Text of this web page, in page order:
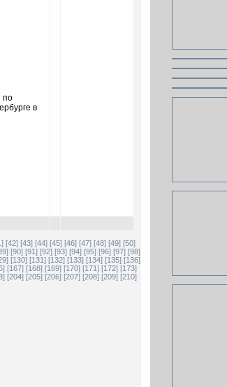
по
в
[42] [43] [44] [45] [46] [47] [48] [49] [50]
[90] [91] [92] [93] [94] [95] [96] [97] [98]
[130] [131] [132] [133] [134] [135] [136]
[167] [168] [169] [170] [171] [172] [173]
[204] [205] [206] [207] [208] [209] [210]